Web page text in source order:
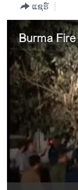
ໂລກ
ເອເຊຍ
ອິດສະຫຼະພາບດ້າ
ຊີວິດຊາວລາວ
ຊຸມຊົນຊາວລາວ
ວິທະຍາສາດ-ເທັກ
ທຸລະກິດ
ພາສາອັງກິດ
ວີດີໂອ
ແຊຣ໌
Burma Fire